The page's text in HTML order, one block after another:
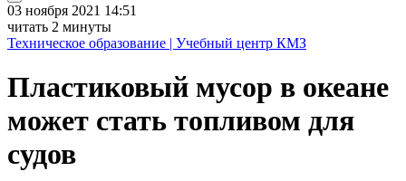
03 ноября 2021 14:51
читать 2 минуты
Техническое образование | Учебный центр КМЗ
Пластиковый мусор в океане
может стать топливом для
судов